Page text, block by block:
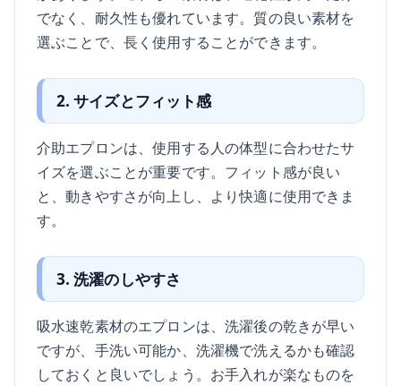
でなく、耐久性も優れています。質の良い素材を
選ぶことで、長く使用することができます。
2. サイズとフィット感
介助エプロンは、使用する人の体型に合わせたサ
イズを選ぶことが重要です。フィット感が良い
と、動きやすさが向上し、より快適に使用できま
す。
3. 洗濯のしやすさ
吸水速乾素材のエプロンは、洗濯後の乾きが早い
ですが、手洗い可能か、洗濯機で洗えるかも確認
しておくと良いでしょう。お手入れが楽なものを